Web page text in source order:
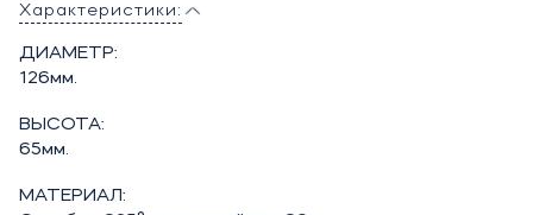
Характеристики:
ДИАМЕТР:
126мм.
ВЫСОТА:
65мм.
МАТЕРИАЛ: